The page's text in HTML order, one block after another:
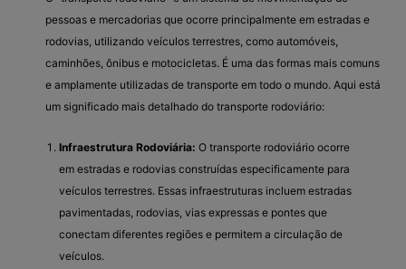
pessoas e mercadorias que ocorre principalmente em estradas e
rodovias, utilizando veículos terrestres, como automóveis,
caminhões, ônibus e motocicletas. É uma das formas mais comuns
e amplamente utilizadas de transporte em todo o mundo. Aqui está
um significado mais detalhado do transporte rodoviário:
Infraestrutura Rodoviária: O transporte rodoviário ocorre
em estradas e rodovias construídas especificamente para
veículos terrestres. Essas infraestruturas incluem estradas
pavimentadas, rodovias, vias expressas e pontes que
conectam diferentes regiões e permitem a circulação de
veículos.